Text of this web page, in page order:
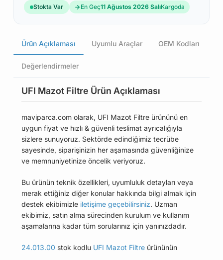
Stokta Var En Geç11 Ağustos 2026 SalıKargoda
Ürün Açıklaması Uyumlu Araçlar OEM Kodları
Değerlendirmeler
UFI Mazot Filtre Ürün Açıklaması
maviparca.com olarak, UFI Mazot Filtre ürününü en
uygun fiyat ve hızlı & güvenli teslimat ayrıcalığıyla
sizlere sunuyoruz. Sektörde edindiğimiz tecrübe
sayesinde, siparişinizin her aşamasında güvenliğinize
ve memnuniyetinize öncelik veriyoruz.
Bu ürünün teknik özellikleri, uyumluluk detayları veya
merak ettiğiniz diğer konular hakkında bilgi almak için
destek ekibimizle iletişime geçebilirsiniz. Uzman
ekibimiz, satın alma sürecinden kurulum ve kullanım
aşamalarına kadar tüm sorularınız için yanınızdadır.
24.013.00 stok kodlu UFI Mazot Filtre ürününün